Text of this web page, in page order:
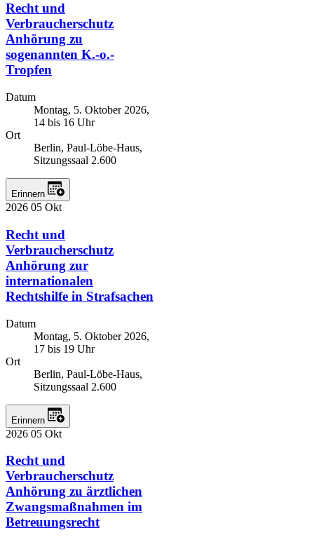
Recht und
Verbraucherschutz
Anhörung zu
sogenannten K.-o.-
Tropfen
Datum
Montag, 5. Oktober 2026,
14 bis 16 Uhr
Ort
Berlin, Paul-Löbe-Haus,
Sitzungssaal 2.600
Erinnern
2026 05 Okt
Recht und
Verbraucherschutz
Anhörung zur
internationalen
Rechtshilfe in Strafsachen
Datum
Montag, 5. Oktober 2026,
17 bis 19 Uhr
Ort
Berlin, Paul-Löbe-Haus,
Sitzungssaal 2.600
Erinnern
2026 05 Okt
Recht und
Verbraucherschutz
Anhörung zu ärztlichen
Zwangsmaßnahmen im
Betreuungsrecht